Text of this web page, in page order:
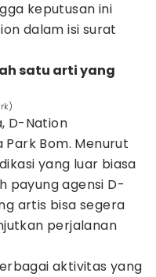
keputusan ini
dalam isi surat
satu arti yang
D-Nation
Bom. Menurut
yang luar biasa
payung agensi D-
artis bisa segera
perjalanan
aktivitas yang